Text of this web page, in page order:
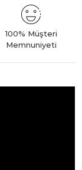
100% Müşteri
Memnuniyeti